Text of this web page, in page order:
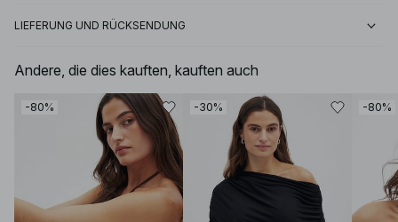
LIEFERUNG UND RÜCKSENDUNG
Andere, die dies kauften, kauften auch
-80% -30% -80%